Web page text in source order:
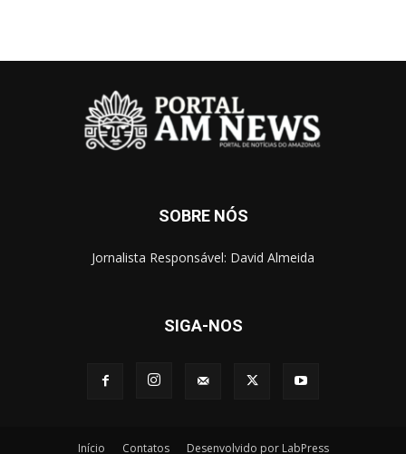
SOBRE NÓS
Jornalista Responsável: David Almeida
SIGA-NOS
Início Contatos Desenvolvido por LabPress